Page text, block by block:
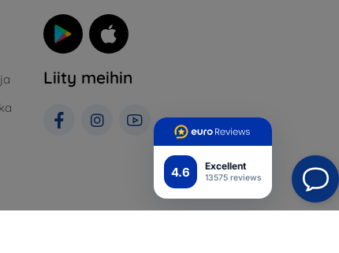
4.6 Excellent
13575 reviews
Liity meihin